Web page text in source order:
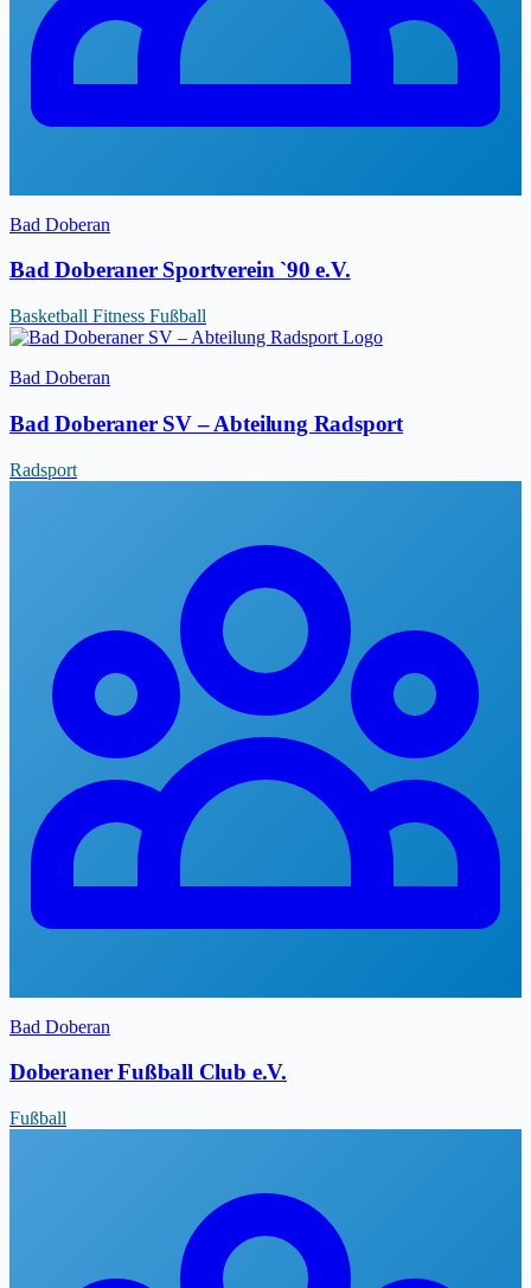
Bad Doberan
Bad Doberaner Sportverein `90 e.V.
Basketball Fitness Fußball
Bad Doberan
Bad Doberaner SV – Abteilung Radsport
Radsport
Bad Doberan
Doberaner Fußball Club e.V.
Fußball